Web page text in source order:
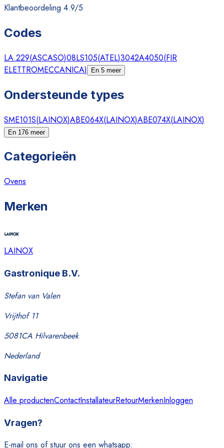
Klantbeoordeling 4.9/5
Codes
LA.229(ASCASO)08LS105(ATEL)3042A4050(FIR
ELETTROMECCANICA) En 5 meer
Ondersteunde types
SME101S(LAINOX)ABE064X(LAINOX)ABE074X(LAINOX)
En 176 meer
Categorieën
Ovens
Merken
LAINOX
Gastronique B.V.
Stefan van Valen
Vrijthof 11
5081CA Hilvarenbeek
Nederland
Navigatie
Alle productenContactInstallateurRetourMerkenInloggen
Vragen?
E-mail ons of stuur ons een whatsapp: